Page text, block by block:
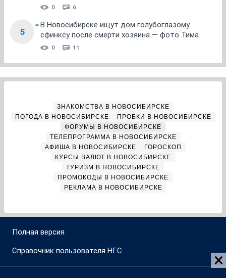
0 6
5
В Новосибирске ищут дом голубоглазому
сфинксу после смерти хозяина — фото Тима
0 11
ЗНАКОМСТВА В НОВОСИБИРСКЕ
ПОГОДА В НОВОСИБИРСКЕ
ПРОБКИ В НОВОСИБИРСКЕ
ФОРУМЫ В НОВОСИБИРСКЕ
ТЕЛЕПРОГРАММА В НОВОСИБИРСКЕ
АФИША В НОВОСИБИРСКЕ
ГОРОСКОП
КУРСЫ ВАЛЮТ В НОВОСИБИРСКЕ
ТУРИЗМ В НОВОСИБИРСКЕ
ПРОМОКОДЫ В НОВОСИБИРСКЕ
РЕКЛАМА В НОВОСИБИРСКЕ
Полная версия
Справочник пользователя НГС